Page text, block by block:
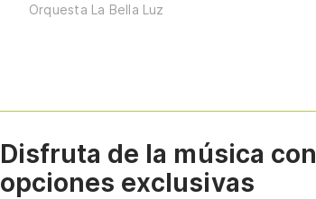
Orquesta La Bella Luz
Disfruta de la música con
opciones exclusivas